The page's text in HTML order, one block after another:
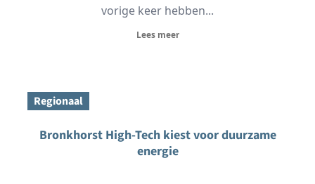
vorige keer hebben...
Lees meer
Regionaal
Bronkhorst High-Tech kiest voor duurzame
energie